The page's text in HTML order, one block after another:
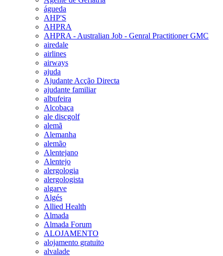
águeda
AHP'S
AHPRA
AHPRA - Australian Job - Genral Practitioner GMC
airedale
airlines
airways
ajuda
Ajudante Acção Directa
ajudante familiar
albufeira
Alcobaça
ale discgolf
alemã
Alemanha
alemão
Alentejano
Alentejo
alergologia
alergologista
algarve
Algés
Allied Health
Almada
Almada Forum
ALOJAMENTO
alojamento gratuito
alvalade